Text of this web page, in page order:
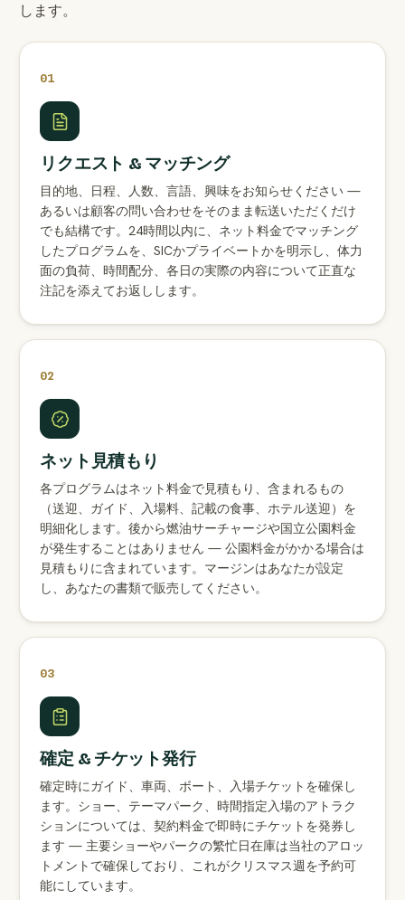
します。
01
リクエスト & マッチング
目的地、日程、人数、言語、興味をお知らせください —
あるいは顧客の問い合わせをそのまま転送いただくだけ
でも結構です。24時間以内に、ネット料金でマッチング
したプログラムを、SICかプライベートかを明示し、体力
面の負荷、時間配分、各日の実際の内容について正直な
注記を添えてお返しします。
02
ネット見積もり
各プログラムはネット料金で見積もり、含まれるもの
（送迎、ガイド、入場料、記載の食事、ホテル送迎）を
明細化します。後から燃油サーチャージや国立公園料金
が発生することはありません — 公園料金がかかる場合は
見積もりに含まれています。マージンはあなたが設定
し、あなたの書類で販売してください。
03
確定 & チケット発行
確定時にガイド、車両、ボート、入場チケットを確保し
ます。ショー、テーマパーク、時間指定入場のアトラク
ションについては、契約料金で即時にチケットを発券し
ます — 主要ショーやパークの繁忙日在庫は当社のアロッ
トメントで確保しており、これがクリスマス週を予約可
能にしています。